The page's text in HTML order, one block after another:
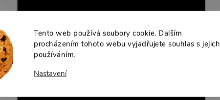
Tento web používá soubory cookie. Dalším
procházením tohoto webu vyjadřujete souhlas s jejich
používáním.
Nastavení